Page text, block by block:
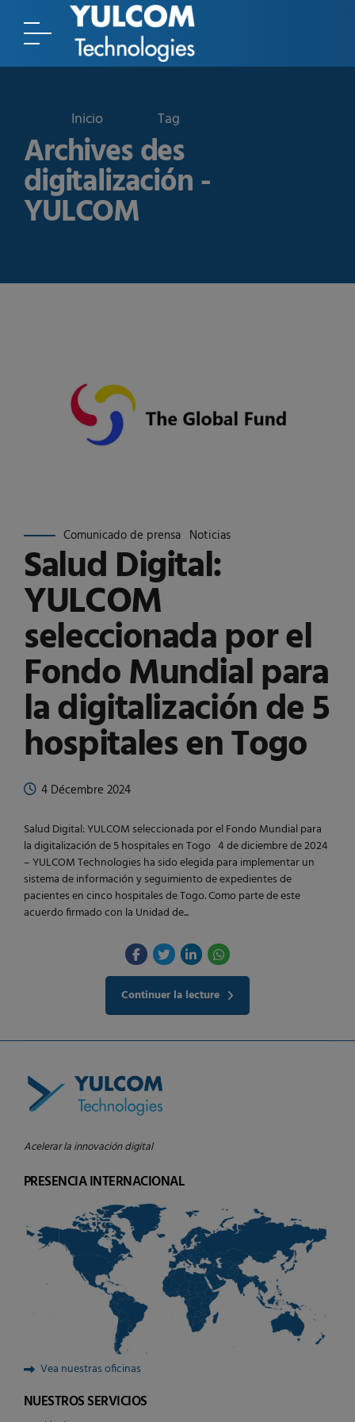
Tag
Archives des
digitalización -
YULCOM
Comunicado de prensa Noticias
Salud Digital:
YULCOM
seleccionada por el
Fondo Mundial para
la digitalización de 5
hospitales en Togo
4 Décembre 2024
Salud Digital: YULCOM seleccionada por el Fondo Mundial para
la digitalización de 5 hospitales en Togo 4 de diciembre de 2024
– YULCOM Technologies ha sido elegida para implementar un
sistema de información y seguimiento de expedientes de
pacientes en cinco hospitales de Togo. Como parte de este
acuerdo firmado con la Unidad de...
Continuer la lecture
Acelerar la innovación digital
PRESENCIA INTERNACIONAL
Vea nuestras oficinas
NUESTROS SERVICIOS